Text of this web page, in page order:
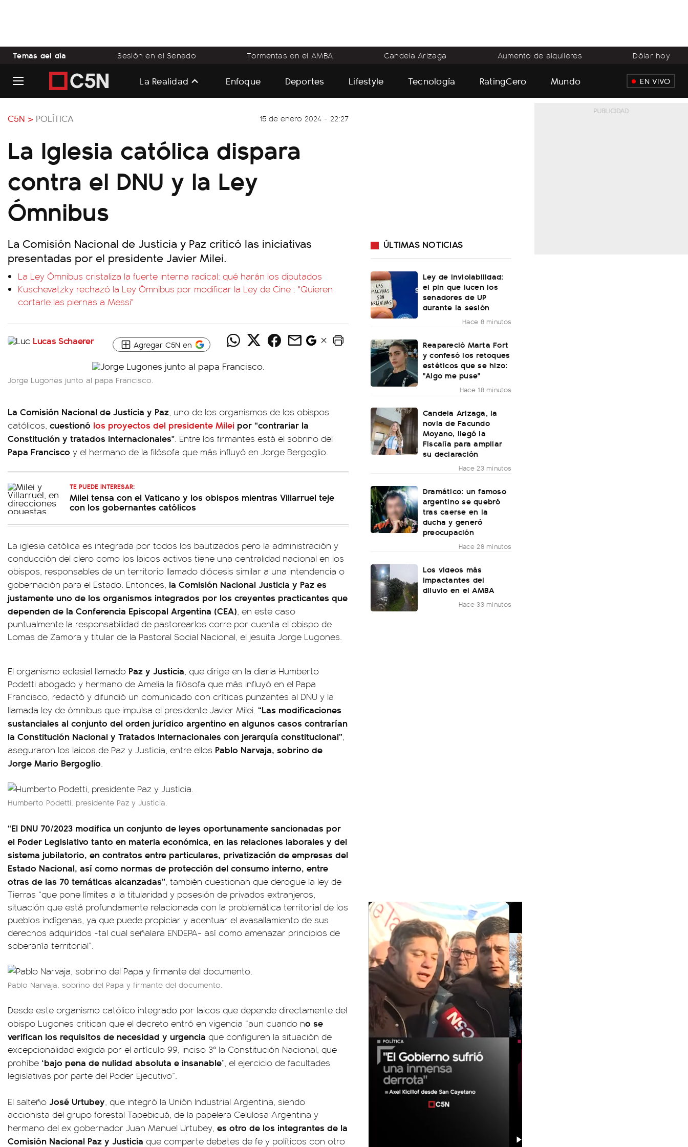
Temas del día Sesión en el Senado Tormentas en el AMBA Candela Arizaga Aumento de alquileres Dólar hoy
La Realidad Enfoque Deportes Lifestyle Tecnología RatingCero Mundo EN VIVO
C5N > POLÍTICA 15 de enero 2024 - 22:27
La Iglesia católica dispara
contra el DNU y la Ley
Ómnibus
La Comisión Nacional de Justicia y Paz criticó las iniciativas
presentadas por el presidente Javier Milei.
La Ley Ómnibus cristaliza la fuerte interna radical: qué harán los diputados
Kuschevatzky rechazó la Ley Ómnibus por modificar la Ley de Cine : "Quieren
cortarle las piernas a Messi"
Lucas Schaerer Agregar C5N en
Jorge Lugones junto al papa Francisco.
La Comisión Nacional de Justicia y Paz, uno de los organismos de los obispos
católicos, cuestionó los proyectos del presidente Milei por “contrariar la
Constitución y tratados internacionales". Entre los firmantes está el sobrino del
Papa Francisco y el hermano de la filósofa que más influyó en Jorge Bergoglio.
TE PUEDE INTERESAR:
Milei tensa con el Vaticano y los obispos mientras Villarruel teje
con los gobernantes católicos
La iglesia católica es integrada por todos los bautizados pero la administración y
conducción del clero como los laicos activos tiene una centralidad nacional en los
obispos, responsables de un territorio llamado diócesis similar a una intendencia o
gobernación para el Estado. Entonces, la Comisión Nacional Justicia y Paz es
justamente uno de los organismos integrados por los creyentes practicantes que
dependen de la Conferencia Episcopal Argentina (CEA), en este caso
puntualmente la responsabilidad de pastorearlos corre por cuenta el obispo de
Lomas de Zamora y titular de la Pastoral Social Nacional, el jesuita Jorge Lugones.
El organismo eclesial llamado Paz y Justicia, que dirige en la diaria Humberto
Podetti abogado y hermano de Amelia la filósofa que más influyó en el Papa
Francisco, redactó y difundió un comunicado con críticas punzantes al DNU y la
llamada ley de ómnibus que impulsa el presidente Javier Milei. “Las modificaciones
sustanciales al conjunto del orden jurídico argentino en algunos casos contrarían
la Constitución Nacional y Tratados Internacionales con jerarquía constitucional”,
aseguraron los laicos de Paz y Justicia, entre ellos Pablo Narvaja, sobrino de
Jorge Mario Bergoglio.
Humberto Podetti, presidente Paz y Justicia.
“El DNU 70/2023 modifica un conjunto de leyes oportunamente sancionadas por
el Poder Legislativo tanto en materia económica, en las relaciones laborales y del
sistema jubilatorio, en contratos entre particulares, privatización de empresas del
Estado Nacional, así como normas de protección del consumo interno, entre
otras de las 70 temáticas alcanzadas”, también cuestionan que derogue la ley de
Tierras “que pone límites a la titularidad y posesión de privados extranjeros,
situación que está profundamente relacionada con la problemática territorial de los
pueblos indígenas, ya que puede propiciar y acentuar el avasallamiento de sus
derechos adquiridos -tal cual señalara ENDEPA- así como amenazar principios de
soberanía territorial”.
Pablo Narvaja, sobrino del Papa y firmante del documento.
Desde este organismo católico integrado por laicos que depende directamente del
obispo Lugones critican que el decreto entró en vigencia “aun cuando no se
verifican los requisitos de necesidad y urgencia que configuren la situación de
excepcionalidad exigida por el artículo 99, inciso 3° la Constitución Nacional, que
prohíbe ‘bajo pena de nulidad absoluta e insanable’, el ejercicio de facultades
legislativas por parte del Poder Ejecutivo”.
El salteño José Urtubey, que integró la Unión Industrial Argentina, siendo
accionista del grupo forestal Tapebicuá, de la papelera Celulosa Argentina y
hermano del ex gobernador Juan Manuel Urtubey, es otro de los integrantes de la
Comisión Nacional Paz y Justicia que comparte debates de fe y políticos con otro
ÚLTIMAS NOTICIAS
Ley de Inviolabilidad:
el pin que lucen los
senadores de UP
durante la sesión
Hace 8 minutos
Reapareció Marta Fort
y confesó los retoques
estéticos que se hizo:
"Algo me puse"
Hace 18 minutos
Candela Arizaga, la
novia de Facundo
Moyano, llegó la
Fiscalía para ampliar
su declaración
Hace 23 minutos
Dramático: un famoso
argentino se quebró
tras caerse en la
ducha y generó
preocupación
Hace 28 minutos
Los videos más
impactantes del
diluvio en el AMBA
Hace 33 minutos
01:05 00:29